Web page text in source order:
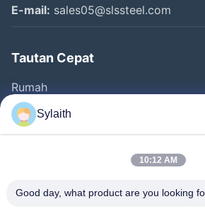
E-mail: sales05@slssteel.com
Tautan Cepat
Rumah
Produk
Video
Wisata Pabrik
Sylaith
10:12 AM
Good day, what product are you looking